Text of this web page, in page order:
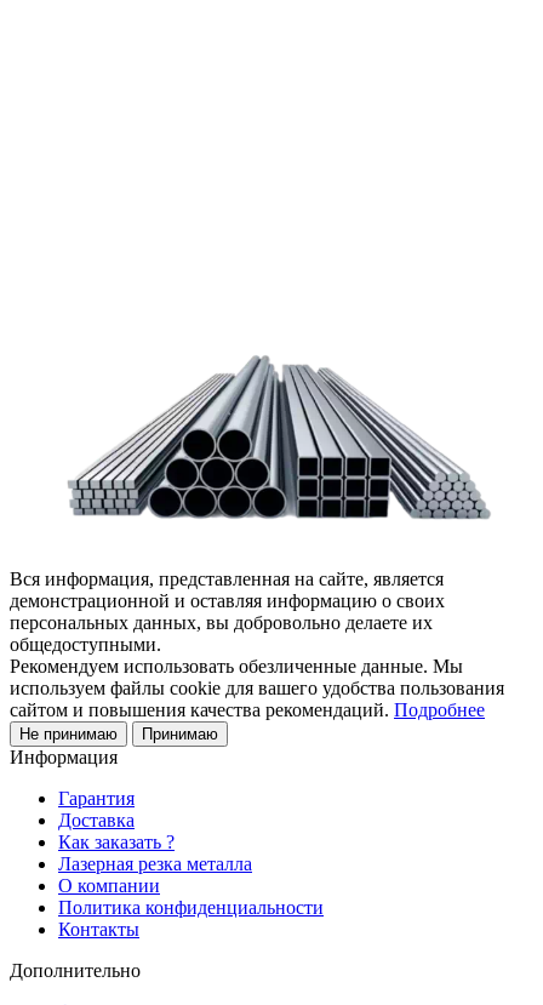
Вся информация, представленная на сайте, является
демонстрационной и оставляя информацию о своих
персональных данных, вы добровольно делаете их
общедоступными.
Рекомендуем использовать обезличенные данные. Мы
используем файлы cookie для вашего удобства пользования
сайтом и повышения качества рекомендаций. Подробнее
Не принимаю Принимаю
Информация
Гарантия
Доставка
Как заказать ?
Лазерная резка металла
О компании
Политика конфиденциальности
Контакты
Дополнительно